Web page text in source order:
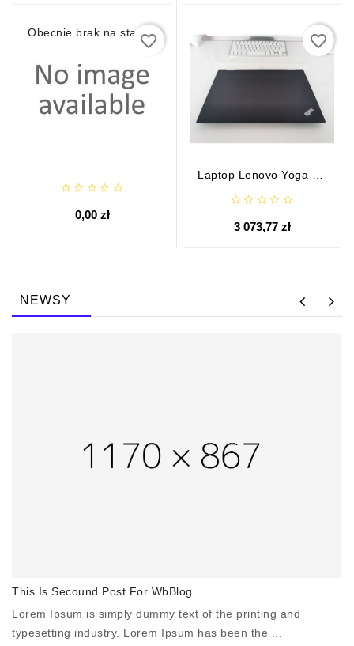
Obecnie brak na stanie
0,00 zł
favorite_border
Laptop Lenovo Yoga X1
SSD FHD
3 073,77 zł
favorite_border
NEWSY
This Is Secound Post For WbBlog
Lorem Ipsum is simply dummy text of the printing and
typesetting industry. Lorem Ipsum has been the ...